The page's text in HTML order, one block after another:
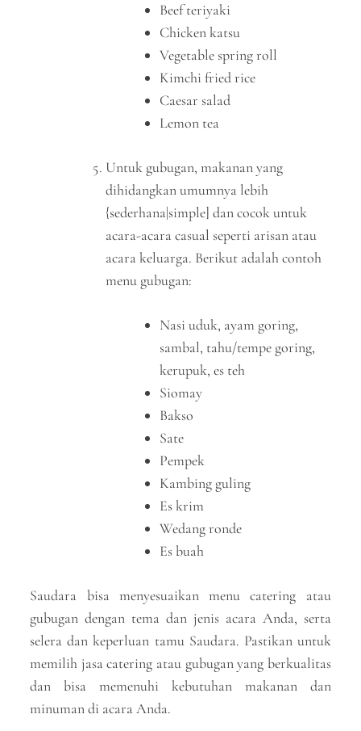
Beef teriyaki
Chicken katsu
Vegetable spring roll
Kimchi fried rice
Caesar salad
Lemon tea
Untuk gubugan, makanan yang
dihidangkan umumnya lebih
{sederhana|simple] dan cocok untuk
acara-acara casual seperti arisan atau
acara keluarga. Berikut adalah contoh
menu gubugan:
Nasi uduk, ayam goring,
sambal, tahu/tempe goring,
kerupuk, es teh
Siomay
Bakso
Sate
Pempek
Kambing guling
Es krim
Wedang ronde
Es buah
Saudara bisa menyesuaikan menu catering atau
gubugan dengan tema dan jenis acara Anda, serta
selera dan keperluan tamu Saudara. Pastikan untuk
memilih jasa catering atau gubugan yang berkualitas
dan bisa memenuhi kebutuhan makanan dan
minuman di acara Anda.